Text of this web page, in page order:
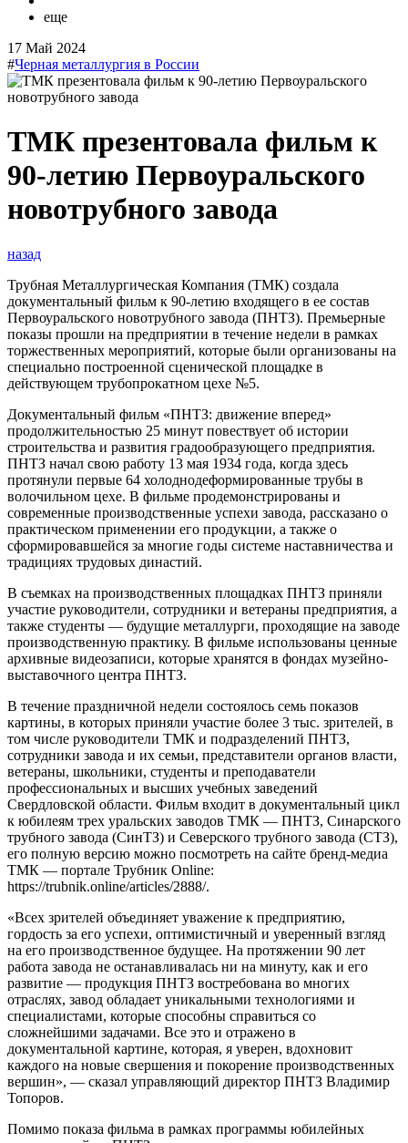
еще
17 Май 2024
#Черная металлургия в России
ТМК презентовала фильм к
90-летию Первоуральского
новотрубного завода
назад
Трубная Металлургическая Компания (ТМК) создала
документальный фильм к 90-летию входящего в ее состав
Первоуральского новотрубного завода (ПНТЗ). Премьерные
показы прошли на предприятии в течение недели в рамках
торжественных мероприятий, которые были организованы на
специально построенной сценической площадке в
действующем трубопрокатном цехе №5.
Документальный фильм «ПНТЗ: движение вперед»
продолжительностью 25 минут повествует об истории
строительства и развития градообразующего предприятия.
ПНТЗ начал свою работу 13 мая 1934 года, когда здесь
протянули первые 64 холоднодеформированные трубы в
волочильном цехе. В фильме продемонстрированы и
современные производственные успехи завода, рассказано о
практическом применении его продукции, а также о
сформировавшейся за многие годы системе наставничества и
традициях трудовых династий.
В съемках на производственных площадках ПНТЗ приняли
участие руководители, сотрудники и ветераны предприятия, а
также студенты — будущие металлурги, проходящие на заводе
производственную практику. В фильме использованы ценные
архивные видеозаписи, которые хранятся в фондах музейно-
выставочного центра ПНТЗ.
В течение праздничной недели состоялось семь показов
картины, в которых приняли участие более 3 тыс. зрителей, в
том числе руководители ТМК и подразделений ПНТЗ,
сотрудники завода и их семьи, представители органов власти,
ветераны, школьники, студенты и преподаватели
профессиональных и высших учебных заведений
Свердловской области. Фильм входит в документальный цикл
к юбилеям трех уральских заводов ТМК — ПНТЗ, Синарского
трубного завода (СинТЗ) и Северского трубного завода (СТЗ),
его полную версию можно посмотреть на сайте бренд-медиа
ТМК — портале Трубник Online:
https://trubnik.online/articles/2888/.
«Всех зрителей объединяет уважение к предприятию,
гордость за его успехи, оптимистичный и уверенный взгляд
на его производственное будущее. На протяжении 90 лет
работа завода не останавливалась ни на минуту, как и его
развитие — продукция ПНТЗ востребована во многих
отраслях, завод обладает уникальными технологиями и
специалистами, которые способны справиться со
сложнейшими задачами. Все это и отражено в
документальной картине, которая, я уверен, вдохновит
каждого на новые свершения и покорение производственных
вершин», — сказал управляющий директор ПНТЗ Владимир
Топоров.
Помимо показа фильма в рамках программы юбилейных